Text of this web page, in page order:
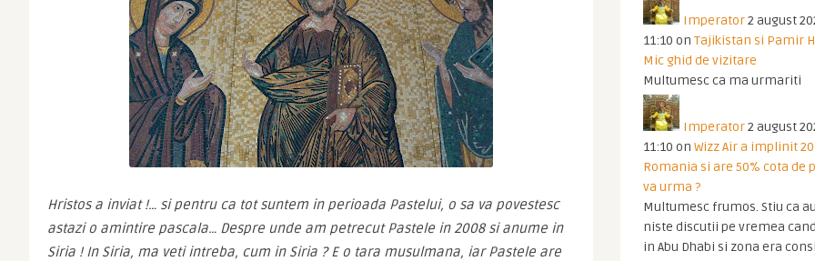
Hristos a inviat !… si pentru ca tot suntem in perioada Pastelui, o sa va povestesc
astazi o amintire pascala… Despre unde am petrecut Pastele in 2008 si anume in
Siria ! In Siria, ma veti intreba, cum in Siria ? E o tara musulmana, iar Pastele are
Imperator2 august
11:10 on Tajikistan si Pamir
Mic ghid de vizitare
Multumesc ca ma urmariti
Imperator2 august
11:10 on Wizz Air a implinit
Romania si are 50% cota de
va urma ?
Multumesc frumos. Stiu ca
niste discutii pe vremea
in Abu Dhabi si zona era